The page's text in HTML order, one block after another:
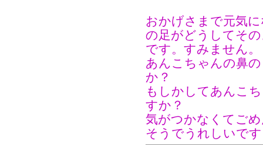
おかげさまで元気
の足がどうしてそ
です。すみません。
あんこちゃんの鼻
か？
もしかしてあんこ
すか？
気がつかなくてご
そうでうれしいで